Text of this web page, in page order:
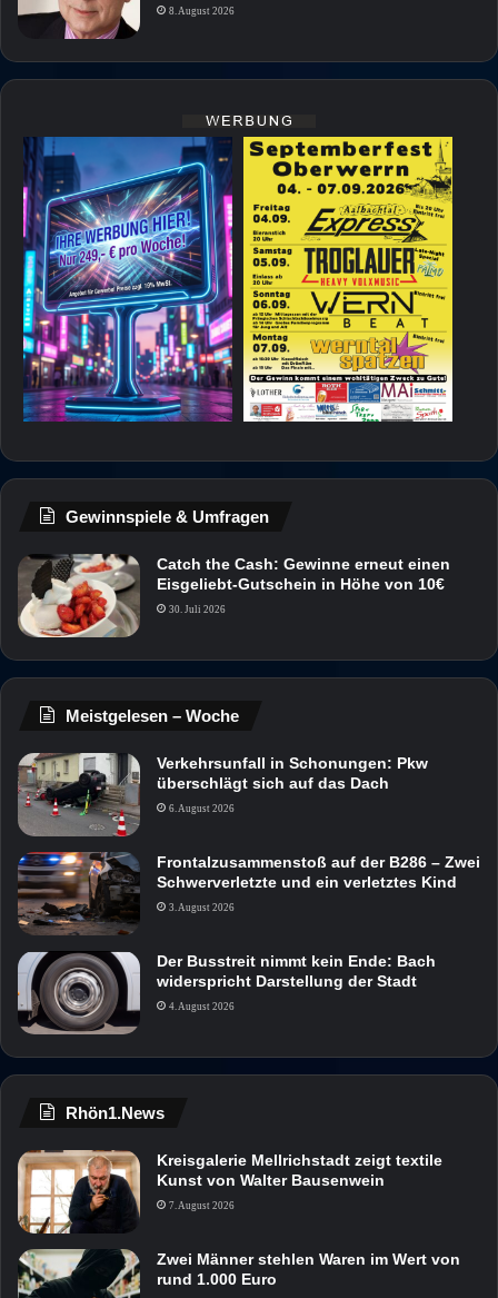
8. August 2026
Gewinnspiele & Umfragen
Catch the Cash: Gewinne erneut einen
Eisgeliebt-Gutschein in Höhe von 10€
30. Juli 2026
Meistgelesen – Woche
Verkehrsunfall in Schonungen: Pkw
überschlägt sich auf das Dach
6. August 2026
Frontalzusammenstoß auf der B286 – Zwei
Schwerverletzte und ein verletztes Kind
3. August 2026
Der Busstreit nimmt kein Ende: Bach
widerspricht Darstellung der Stadt
4. August 2026
Rhön1.News
Kreisgalerie Mellrichstadt zeigt textile
Kunst von Walter Bausenwein
7. August 2026
Zwei Männer stehlen Waren im Wert von
rund 1.000 Euro